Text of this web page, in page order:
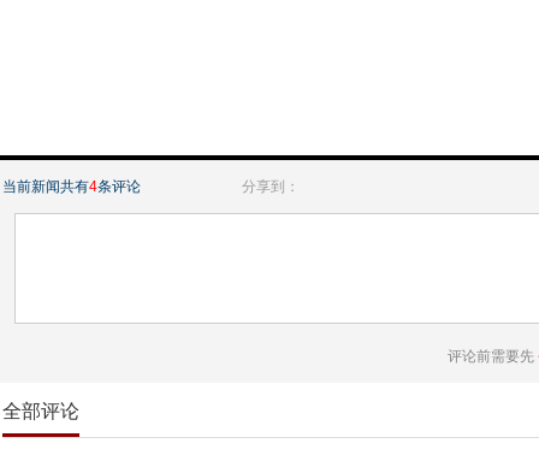
当前新闻共有4条评论 分享到：
评论前需要先
全部评论